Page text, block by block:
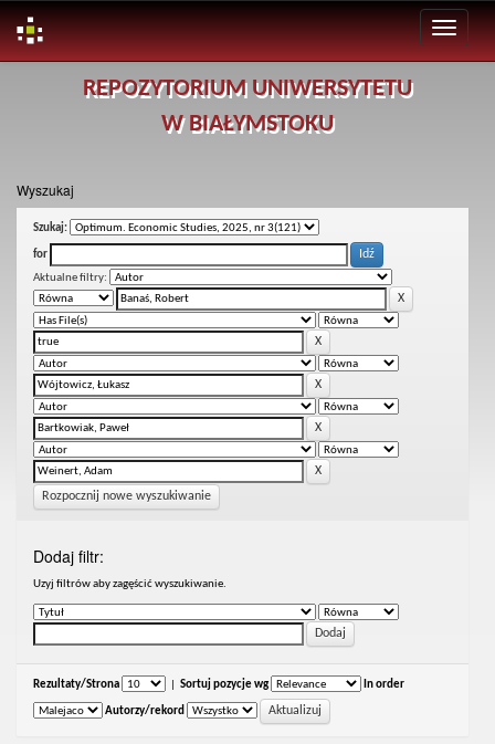
REPOZYTORIUM UNIWERSYTETU
W BIAŁYMSTOKU
Wyszukaj
Szukaj:
for
Aktualne filtry:
Rozpocznij nowe wyszukiwanie
Dodaj filtr:
Uzyj filtrów aby zagęścić wyszukiwanie.
Rezultaty/Strona Sortuj pozycje wg In order
Autorzy/rekord